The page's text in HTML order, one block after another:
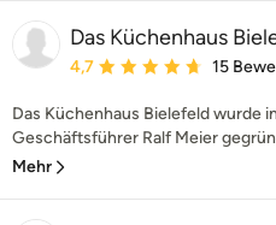
Das Küchenhaus
Durchschnittliche
4,7 15
Das Küchenhaus Bielefeld wurde
Geschäftsführer Ralf Meier
Mehr